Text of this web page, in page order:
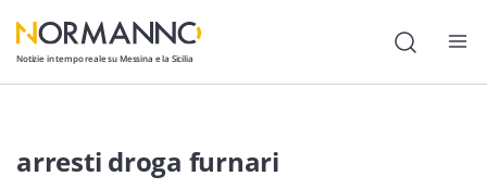
Notizie in tempo reale su Messina e la Sicilia
Attualità
arresti droga furnari